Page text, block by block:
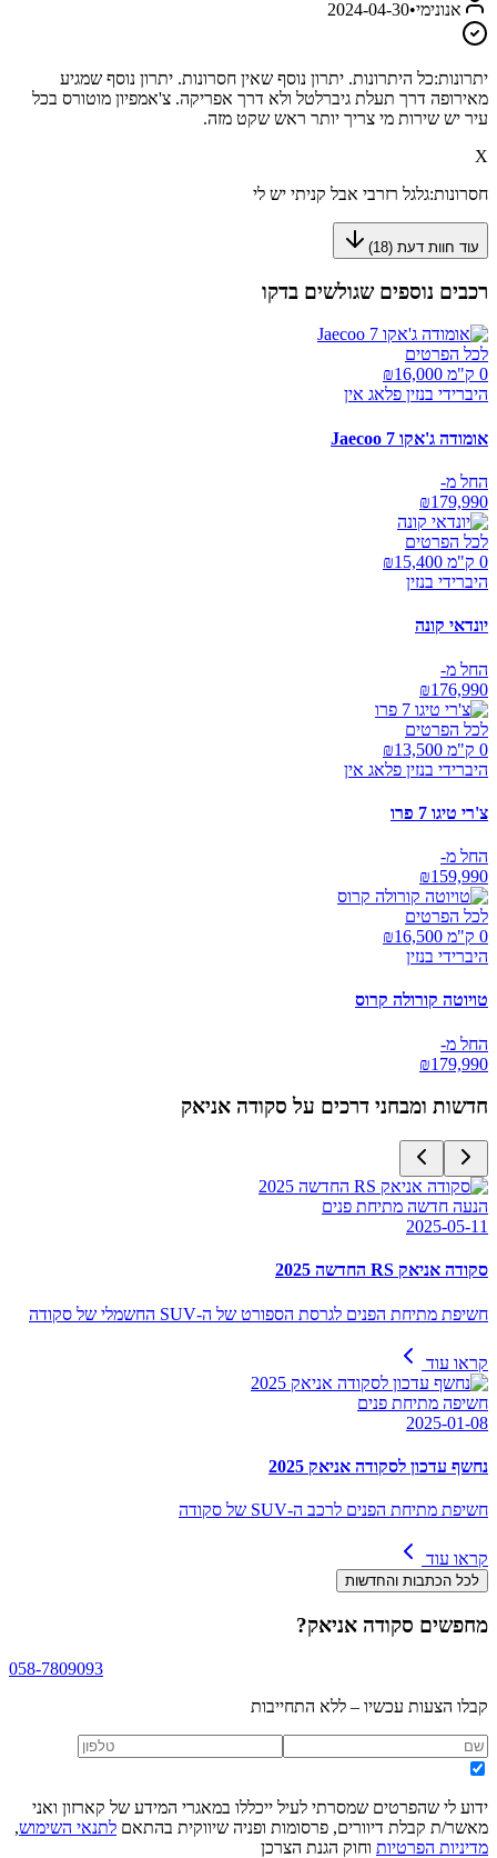
אנונימי•
2024-04-30
יתרונות:כל היתרונות. יתרון נוסף שאין חסרונות. יתרון נוסף שמגיע
מאירופה דרך תעלת גיברלטל ולא דרך אפריקה. צ'אמפיון מוטורס בכל
עיר יש שירות מי צריך יותר ראש שקט מזה.
X
חסרונות:גלגל רזרבי אבל קניתי יש לי
עוד חוות דעת (18
)
רכבים נוספים שגולשים בדקו
לכל הפרטים
0 ק"מ ₪
16,000
היברידי בנזין פלאג אין
אומודה ג'אקו Jaecoo 7
החל מ-
₪179,990
לכל הפרטים
0 ק"מ ₪
15,400
היברידי בנזין
יונדאי קונה
החל מ-
₪176,990
לכל הפרטים
0 ק"מ ₪
13,500
היברידי בנזין פלאג אין
צ'רי טיגו 7 פרו
החל מ-
₪159,990
לכל הפרטים
0 ק"מ ₪
16,500
היברידי בנזין
טויוטה קורולה קרוס
החל מ-
₪179,990
חדשות ומבחני דרכים על סקודה אניאק
הנעה חדשה מתיחת פנים
2025-05-11
סקודה אניאק RS החדשה 2025
חשיפת מתיחת הפנים לגרסת הספורט של ה-SUV החשמלי של סקודה
קראו עוד
חשיפה מתיחת פנים
2025-01-08
נחשף עדכון לסקודה אניאק 2025
חשיפת מתיחת הפנים לרכב ה-SUV של סקודה
קראו עוד
לכל הכתבות והחדשות
מחפשים סקודה אניאק?
058-7809093
קבלו הצעות עכשיו – ללא התחייבות
ידוע לי שהפרטים שמסרתי לעיל ייכללו במאגרי המידע של קארזון ואני
מאשר/ת קבלת דיוורים, פרסומות ופניה שיווקית בהתאם לתנאי השימוש,
מדיניות הפרטיות וחוק הגנת הצרכן